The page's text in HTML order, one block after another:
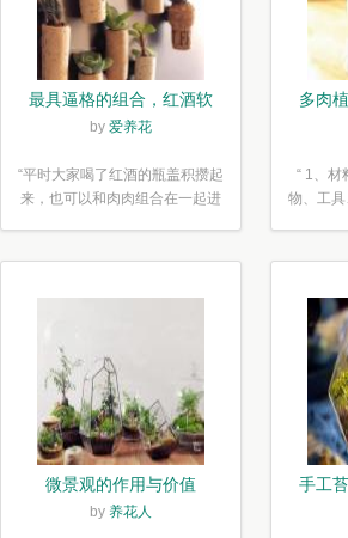
最具逼格的组合，红酒软
木塞diy多肉植物盆栽
by 爱养花
“平时大家喝了红酒的瓶盖积攒起
来，也可以和肉肉组合在一起进
多肉
“ 1、材
物、工具
微景观的作用与价值
by 养花人
手工